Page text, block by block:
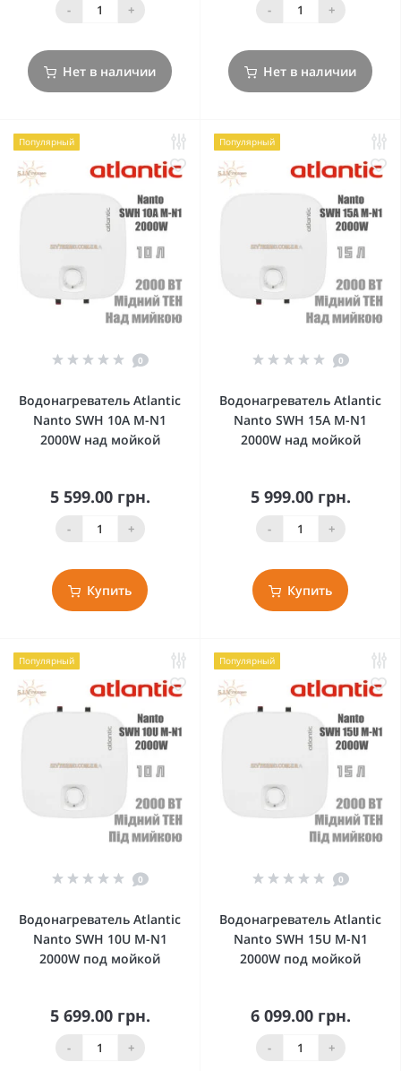
- +
Нет в наличии
- +
Нет в наличии
Популярный
0
Водонагреватель Atlantic
Nanto SWH 10A M-N1
2000W над мойкой
5 599.00 грн.
- +
Купить
Популярный
0
Водонагреватель Atlantic
Nanto SWH 15A M-N1
2000W над мойкой
5 999.00 грн.
- +
Купить
Популярный
0
Водонагреватель Atlantic
Nanto SWH 10U M-N1
2000W под мойкой
5 699.00 грн.
- +
Популярный
0
Водонагреватель Atlantic
Nanto SWH 15U M-N1
2000W под мойкой
6 099.00 грн.
- +